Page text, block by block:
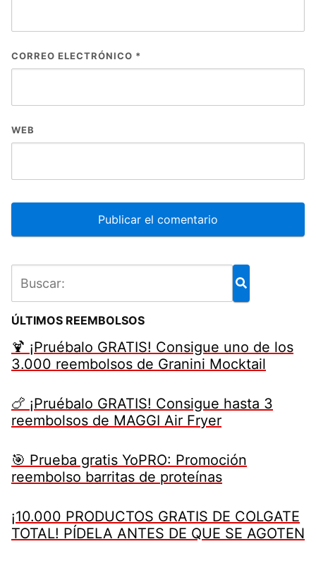
CORREO ELECTRÓNICO *
WEB
ÚLTIMOS REEMBOLSOS
🍹 ¡Pruébalo GRATIS! Consigue uno de los
3.000 reembolsos de Granini Mocktail
🍗 ¡Pruébalo GRATIS! Consigue hasta 3
reembolsos de MAGGI Air Fryer
🎯 Prueba gratis YoPRO: Promoción
reembolso barritas de proteínas
¡10.000 PRODUCTOS GRATIS DE COLGATE
TOTAL! PÍDELA ANTES DE QUE SE AGOTEN